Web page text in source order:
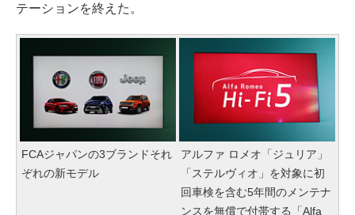
テーションを終えた。
FCAジャパンの3ブランドそれ
ぞれの新モデル
アルファ ロメオ「ジュリア」
「ステルヴィオ」を対象に初
回車検を含む5年間のメンテナ
ンスを無償で付帯する「Alfa